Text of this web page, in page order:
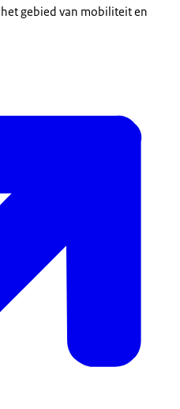
gebied van mobiliteit en